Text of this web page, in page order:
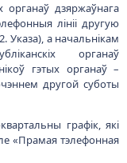
органаў дзяржаўнага
лініі другую
Указа), а начальнікам
органаў
гэтых органаў –
другой суботы
графік, які
«Прамая тэлефонная